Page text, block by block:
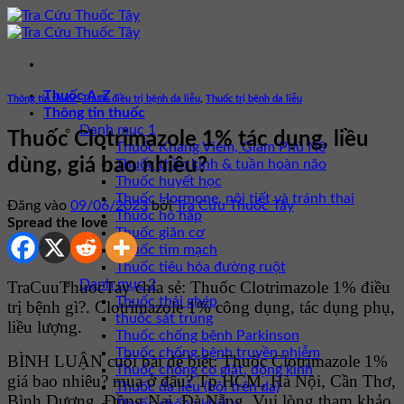
Bỏ
qua
dung
Thuốc A-Z
Thông tin thuốc
Danh mục 1
Thuốc Kháng Viêm, Giảm Phù Nề
Thuốc thần kinh & tuần hoàn não
Thuốc huyết học
Thuốc Hormone, nội tiết và tránh thai
Thuốc hô hấp
Thuốc giãn cơ
Thuốc tim mạch
Thuốc tiêu hóa đường ruột
Danh mục 2
Thuốc thải ghép
thuốc sát trùng
Thuốc chống bệnh Parkinson
Thuốc chống bệnh truyền nhiễm
Thuốc chống co giật, động kinh
Thuốc da liễu (bôi trên da)
Thông tin thuốc,Thuốc điều trị bệnh da liễu Thuốc trị bệnh da liễu
Thuốc Clotrimazole 1% tác dụng, liều
dùng, giá bao nhiêu?
Đăng vào 09/06/2023 bởiTra Cứu Thuốc Tây
Spread the love
TraCuuThuocTay chia sẻ: Thuốc Clotrimazole 1% điều
trị bệnh gì?. Clotrimazole 1% công dụng, tác dụng phụ,
liều lượng.
BÌNH LUẬN cuối bài để biết: Thuốc Clotrimazole 1%
giá bao nhiêu? mua ở đâu? Tp HCM, Hà Nội, Cần Thơ,